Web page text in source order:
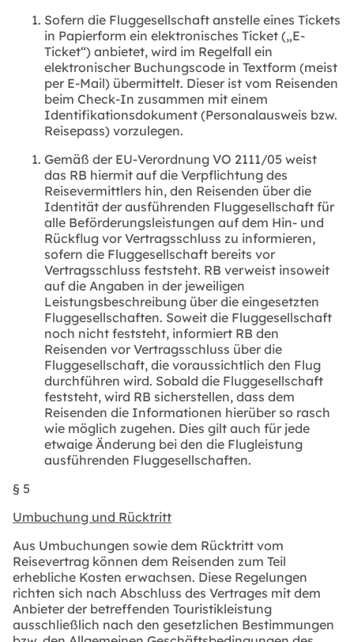
Sofern die Fluggesellschaft anstelle eines Tickets
in Papierform ein elektronisches Ticket („E-
Ticket“) anbietet, wird im Regelfall ein
elektronischer Buchungscode in Textform (meist
per E-Mail) übermittelt. Dieser ist vom Reisenden
beim Check-In zusammen mit einem
Identifikationsdokument (Personalausweis bzw.
Reisepass) vorzulegen.
Gemäß der EU-Verordnung VO 2111/05 weist
das RB hiermit auf die Verpflichtung des
Reisevermittlers hin, den Reisenden über die
Identität der ausführenden Fluggesellschaft für
alle Beförderungsleistungen auf dem Hin- und
Rückflug vor Vertragsschluss zu informieren,
sofern die Fluggesellschaft bereits vor
Vertragsschluss feststeht. RB verweist insoweit
auf die Angaben in der jeweiligen
Leistungsbeschreibung über die eingesetzten
Fluggesellschaften. Soweit die Fluggesellschaft
noch nicht feststeht, informiert RB den
Reisenden vor Vertragsschluss über die
Fluggesellschaft, die voraussichtlich den Flug
durchführen wird. Sobald die Fluggesellschaft
feststeht, wird RB sicherstellen, dass dem
Reisenden die Informationen hierüber so rasch
wie möglich zugehen. Dies gilt auch für jede
etwaige Änderung bei den die Flugleistung
ausführenden Fluggesellschaften.
§ 5
Umbuchung und Rücktritt
Aus Umbuchungen sowie dem Rücktritt vom
Reisevertrag können dem Reisenden zum Teil
erhebliche Kosten erwachsen. Diese Regelungen
richten sich nach Abschluss des Vertrages mit dem
Anbieter der betreffenden Touristikleistung
ausschließlich nach den gesetzlichen Bestimmungen